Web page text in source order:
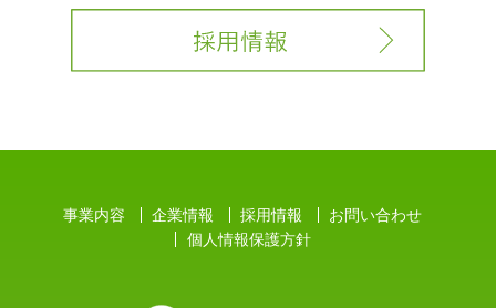
事業内容 企業情報 採用情報
お問い合わせ
個人情報保護方針